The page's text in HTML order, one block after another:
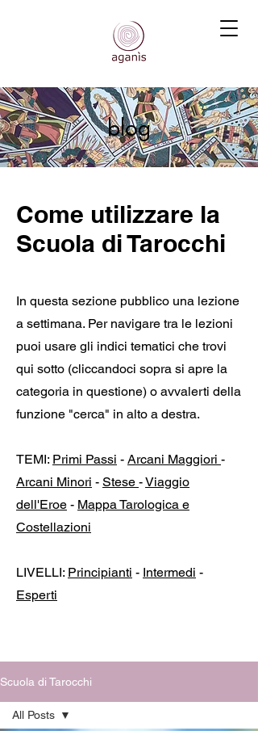
blog
Come utilizzare la
Scuola di Tarocchi
In questa sezione pubblico una lezione
a settimana. Per navigare tra le lezioni
puoi usare gli indici tematici che trovi
qui sotto (cliccandoci sopra si apre la
categoria in questione) o avvalerti della
funzione "cerca" in alto a destra.
TEMI: Primi Passi - Arcani Maggiori -
Arcani Minori - Stese -Viaggio
dell'Eroe - Mappa Tarologica e
Costellazioni
LIVELLI: Principianti - Intermedi -
Esperti
Scuola di Tarocchi
All Posts